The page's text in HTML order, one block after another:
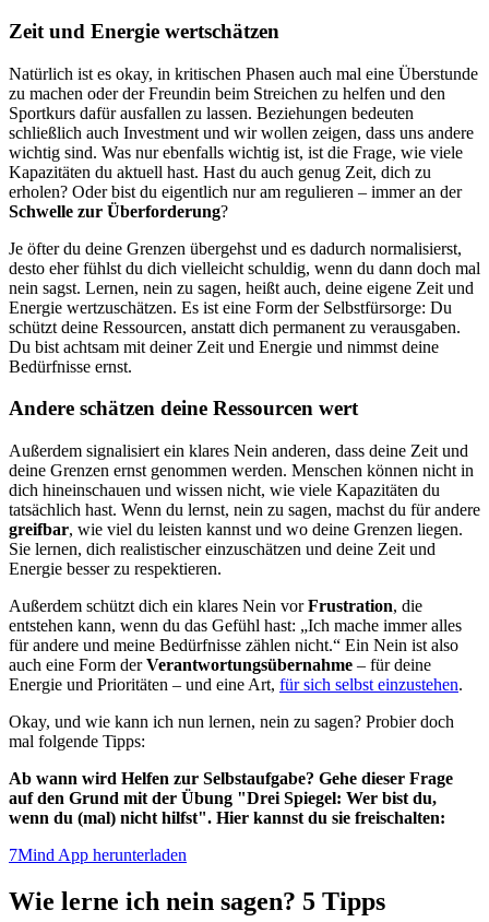
Zeit und Energie wertschätzen
Natürlich ist es okay, in kritischen Phasen auch mal eine Überstunde
zu machen oder der Freundin beim Streichen zu helfen und den
Sportkurs dafür ausfallen zu lassen. Beziehungen bedeuten
schließlich auch Investment und wir wollen zeigen, dass uns andere
wichtig sind. Was nur ebenfalls wichtig ist, ist die Frage, wie viele
Kapazitäten du aktuell hast. Hast du auch genug Zeit, dich zu
erholen? Oder bist du eigentlich nur am regulieren – immer an der
Schwelle zur Überforderung?
Je öfter du deine Grenzen übergehst und es dadurch normalisierst,
desto eher fühlst du dich vielleicht schuldig, wenn du dann doch mal
nein sagst. Lernen, nein zu sagen, heißt auch, deine eigene Zeit und
Energie wertzuschätzen. Es ist eine Form der Selbstfürsorge: Du
schützt deine Ressourcen, anstatt dich permanent zu verausgaben.
Du bist achtsam mit deiner Zeit und Energie und nimmst deine
Bedürfnisse ernst.
Andere schätzen deine Ressourcen wert
Außerdem signalisiert ein klares Nein anderen, dass deine Zeit und
deine Grenzen ernst genommen werden. Menschen können nicht in
dich hineinschauen und wissen nicht, wie viele Kapazitäten du
tatsächlich hast. Wenn du lernst, nein zu sagen, machst du für andere
greifbar, wie viel du leisten kannst und wo deine Grenzen liegen.
Sie lernen, dich realistischer einzuschätzen und deine Zeit und
Energie besser zu respektieren.
Außerdem schützt dich ein klares Nein vorFrustration, die
entstehen kann, wenn du das Gefühl hast: „Ich mache immer alles
für andere und meine Bedürfnisse zählen nicht.“ Ein Nein ist also
auch eine Form derVerantwortungsübernahme – für deine
Energie und Prioritäten – und eine Art, für sich selbst einzustehen.
Okay, und wie kann ich nun lernen, nein zu sagen? Probier doch
mal folgende Tipps:
Ab wann wird Helfen zur Selbstaufgabe? Gehe dieser Frage
auf den Grund mit der Übung "Drei Spiegel: Wer bist du,
wenn du (mal) nicht hilfst". Hier kannst du sie freischalten:
7Mind App herunterladen
Wie lerne ich nein sagen? 5 Tipps